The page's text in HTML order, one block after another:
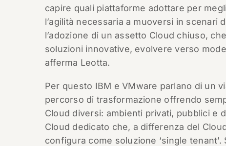
capire quali piattaforme adottare per
l’agilità necessaria a muoversi in
l’adozione di un assetto Cloud chiuso,
soluzioni innovative, evolvere verso
afferma Leotta.
Per questo IBM e VMware parlano di un
percorso di trasformazione offrendo
Cloud diversi: ambienti privati, pubblici e
Cloud dedicato che, a differenza del
configura come soluzione ‘single